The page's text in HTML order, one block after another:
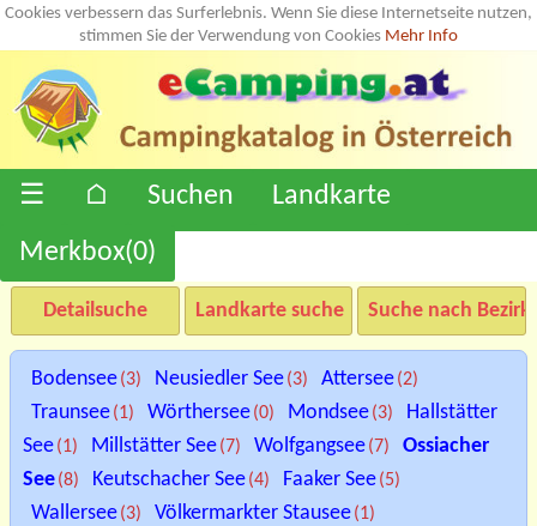
Cookies verbessern das Surferlebnis. Wenn Sie diese Internetseite nutzen,
stimmen Sie der Verwendung von Cookies Mehr Info
☰ ⌂ Suchen
Landkarte
Merkbox(0)
Detailsuche Landkarte suche Suche nach
Bodensee(3) Neusiedler See(3) Attersee(2)
Traunsee(1) Wörthersee(0) Mondsee(3)
Hallstätter
See(1) Millstätter See(7) Wolfgangsee(7)
Ossiacher
See(8) Keutschacher See(4) Faaker See(5)
Wallersee(3) Völkermarkter Stausee(1)